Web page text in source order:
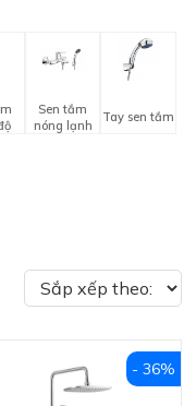
Sen tắm
nóng lạnh
Tay sen tắm
- 36%